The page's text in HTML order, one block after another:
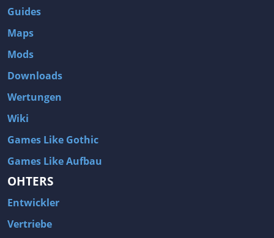
Guides
Maps
Mods
Downloads
Wertungen
Wiki
Games Like Gothic
Games Like Aufbau
OHTERS
Entwickler
Vertriebe